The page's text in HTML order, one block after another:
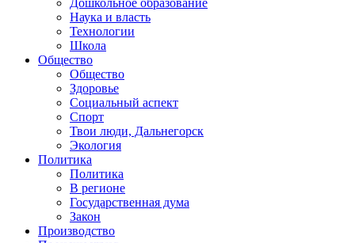
Дошкольное образование
Наука и власть
Технологии
Школа
Общество
Общество
Здоровье
Социальный аспект
Спорт
Твои люди, Дальнегорск
Экология
Политика
Политика
В регионе
Государственная дума
Закон
Производство